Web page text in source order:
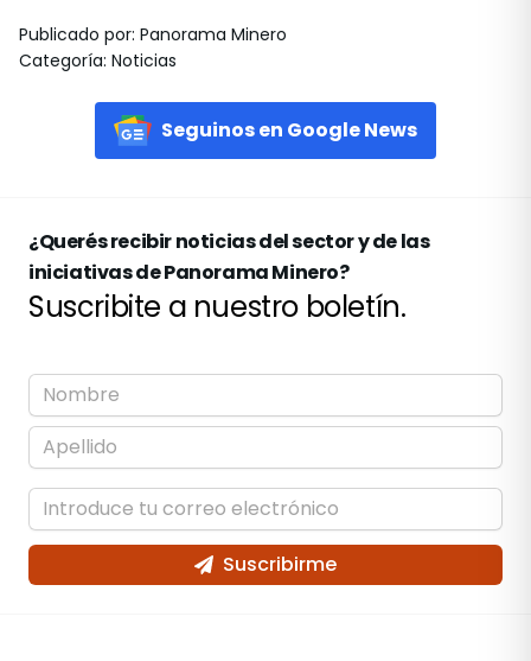
Publicado por: Panorama Minero
Categoría: Noticias
Seguinos en Google News
¿Querés recibir noticias del sector y de las
iniciativas de Panorama Minero?
Suscribite a nuestro boletín.
Suscribirme